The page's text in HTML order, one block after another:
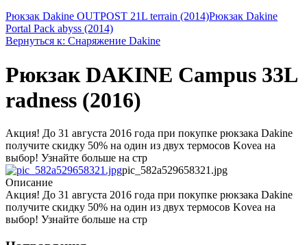
Рюкзак Dakine OUTPOST 21L terrain (2014)Рюкзак Dakine
Portal Pack abyss (2014)
Вернуться к: Снаряжение Dakine
Рюкзак DAKINE Campus 33L
radness (2016)
Акция! До 31 августа 2016 года при покупке рюкзака Dakine
получите скидку 50% на один из двух термосов Kovea на
выбор! Узнайте больше на стр
pic_582a529658321.jpg
Описание
Акция! До 31 августа 2016 года при покупке рюкзака Dakine
получите скидку 50% на один из двух термосов Kovea на
выбор! Узнайте больше на стр